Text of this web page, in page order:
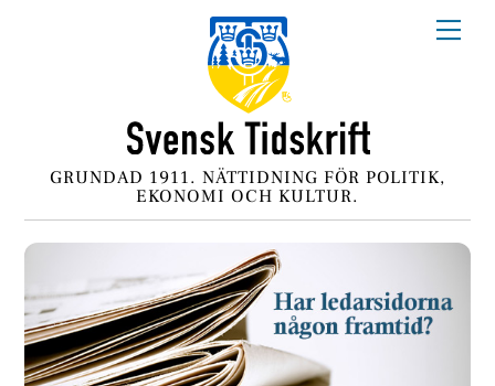
GRUNDAD 1911. NÄTTIDNING FÖR POLITIK,
EKONOMI OCH KULTUR.